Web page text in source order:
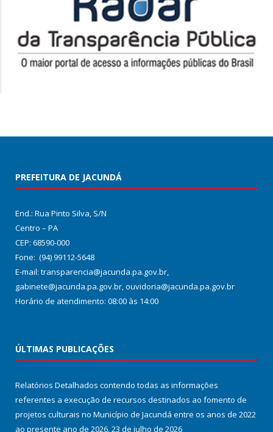
PREFEITURA DE JACUNDÁ
End.: Rua Pinto Silva, S/N
Centro – PA
CEP: 68590-000
Fone: (94) 99112-5648
E-mail: transparencia@jacunda.pa.gov.br,
gabinete@jacunda.pa.gov.br, ouvidoria@jacunda.pa.gov.br
Horário de atendimento: 08:00 às 14:00
ÚLTIMAS PUBLICAÇÕES
Relatórios Detalhados contendo todas as informações
referentes a execução de recursos destinados ao fomento de
projetos culturais no Município de Jacundá entre os anos de 2022
ao presente ano de 2026. 23 de julho de 2026